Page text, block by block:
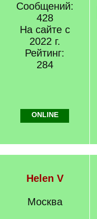
Сообщений:
428
На сайте с
2022 г.
Рейтинг:
284
ONLINE
Helen V
Москва